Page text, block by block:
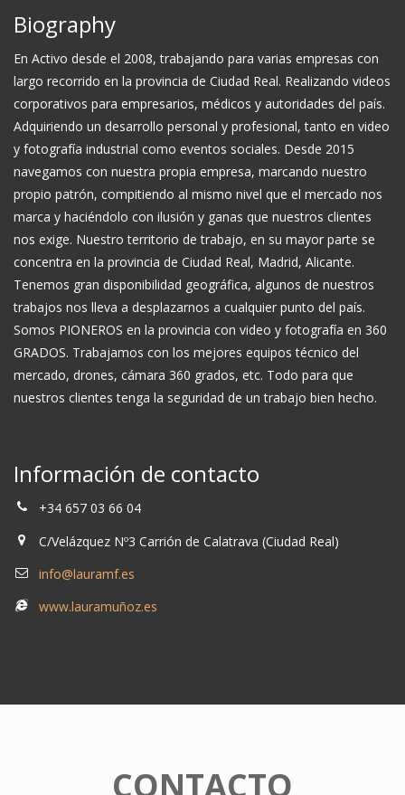
Biography
En Activo desde el 2008, trabajando para varias empresas con
largo recorrido en la provincia de Ciudad Real. Realizando videos
corporativos para empresarios, médicos y autoridades del país.
Adquiriendo un desarrollo personal y profesional, tanto en video
y fotografía industrial como eventos sociales. Desde 2015
navegamos con nuestra propia empresa, marcando nuestro
propio patrón, compitiendo al mismo nivel que el mercado nos
marca y haciéndolo con ilusión y ganas que nuestros clientes
nos exige. Nuestro territorio de trabajo, en su mayor parte se
concentra en la provincia de Ciudad Real, Madrid, Alicante.
Tenemos gran disponibilidad geográfica, algunos de nuestros
trabajos nos lleva a desplazarnos a cualquier punto del país.
Somos PIONEROS en la provincia con video y fotografía en 360
GRADOS. Trabajamos con los mejores equipos técnico del
mercado, drones, cámara 360 grados, etc. Todo para que
nuestros clientes tenga la seguridad de un trabajo bien hecho.
Información de contacto
+34 657 03 66 04
C/Velázquez Nº3 Carrión de Calatrava (Ciudad Real)
info@lauramf.es
www.lauramuñoz.es
CONTACTO